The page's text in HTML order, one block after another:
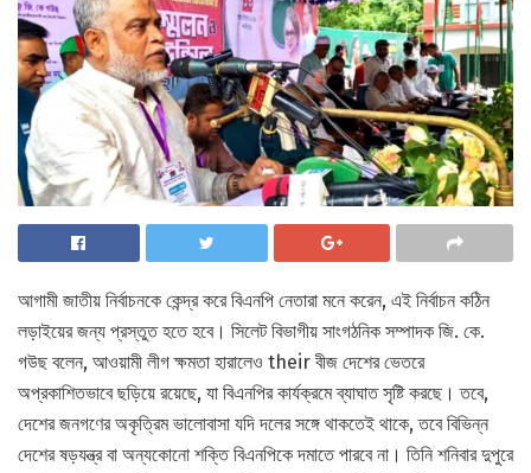
আগামী জাতীয় নির্বাচনকে কেন্দ্র করে বিএনপি নেতারা মনে করেন, এই নির্বাচন কঠিন
লড়াইয়ের জন্য প্রস্তুত হতে হবে। সিলেট বিভাগীয় সাংগঠনিক সম্পাদক জি. কে.
গউছ বলেন, আওয়ামী লীগ ক্ষমতা হারালেও their বীজ দেশের ভেতরে
অপ্রকাশিতভাবে ছড়িয়ে রয়েছে, যা বিএনপির কার্যক্রমে ব্যাঘাত সৃষ্টি করছে। তবে,
দেশের জনগণের অকৃত্রিম ভালোবাসা যদি দলের সঙ্গে থাকতেই থাকে, তবে বিভিন্ন
দেশের ষড়যন্ত্র বা অন্যকোনো শক্তি বিএনপিকে দমাতে পারবে না। তিনি শনিবার দুপুরে